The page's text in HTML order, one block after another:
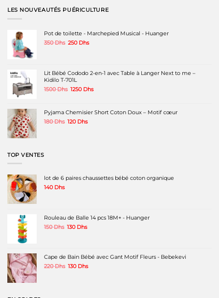
LES NOUVEAUTÉS PUÉRICULTURE
Pot de toilette - Marchepied Musical - Huanger
350Dhs Le
250 DhsLe
Lit Bébé Cododo 2-en-1 avec Table à Langer Next to me –
Kidilo T-701L
1500Dhs Le
était :
1500 Dhs.
1250 DhsLe
est :
1250 Dhs.
Pyjama Chemisier Short Coton Doux – Motif cœur
180Dhs Le
120 DhsLe
TOP VENTES
lot de 6 paires chaussettes bébé coton organique
140 Dhs
Rouleau de Balle 14 pcs 18M+ - Huanger
150Dhs Le
150 Dhs.
130 DhsLe
130 Dhs.
Cape de Bain Bébé avec Gant Motif Fleurs - Bebekevi
220Dhs Le
130 DhsLe